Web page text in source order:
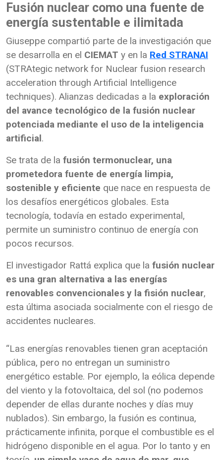
Fusión nuclear como una fuente de
energía sustentable e ilimitada
Giuseppe compartió parte de la investigación que
se desarrolla en el CIEMAT y en la Red STRANAI
(STRAtegic network for Nuclear fusion research
acceleration through Artificial Intelligence
techniques). Alianzas dedicadas a la exploración
del avance tecnológico de la fusión nuclear
potenciada mediante el uso de la inteligencia
artificial.
Se trata de la fusión termonuclear, una
prometedora fuente de energía limpia,
sostenible y eficiente que nace en respuesta de
los desafíos energéticos globales. Esta
tecnología, todavía en estado experimental,
permite un suministro continuo de energía con
pocos recursos.
El investigador Rattá explica que la fusión nuclear
es una gran alternativa a las energías
renovables convencionales y la fisión nuclear,
esta última asociada socialmente con el riesgo de
accidentes nucleares.
“Las energías renovables tienen gran aceptación
pública, pero no entregan un suministro
energético estable. Por ejemplo, la eólica depende
del viento y la fotovoltaica, del sol (no podemos
depender de ellas durante noches y días muy
nublados). Sin embargo, la fusión es continua,
prácticamente infinita, porque el combustible es el
hidrógeno disponible en el agua. Por lo tanto y en